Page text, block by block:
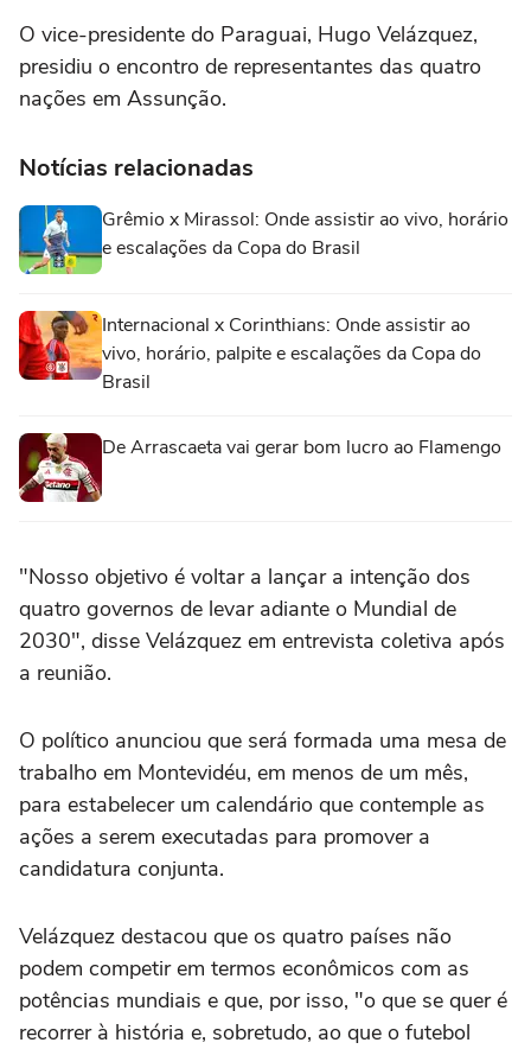
O vice-presidente do Paraguai, Hugo Velázquez,
presidiu o encontro de representantes das quatro
nações em Assunção.
Notícias relacionadas
Grêmio x Mirassol: Onde assistir ao vivo, horário
e escalações da Copa do Brasil
Internacional x Corinthians: Onde assistir ao
vivo, horário, palpite e escalações da Copa do
Brasil
De Arrascaeta vai gerar bom lucro ao Flamengo
"Nosso objetivo é voltar a lançar a intenção dos
quatro governos de levar adiante o Mundial de
2030", disse Velázquez em entrevista coletiva após
a reunião.
O político anunciou que será formada uma mesa de
trabalho em Montevidéu, em menos de um mês,
para estabelecer um calendário que contemple as
ações a serem executadas para promover a
candidatura conjunta.
Velázquez destacou que os quatro países não
podem competir em termos econômicos com as
potências mundiais e que, por isso, "o que se quer é
recorrer à história e, sobretudo, ao que o futebol